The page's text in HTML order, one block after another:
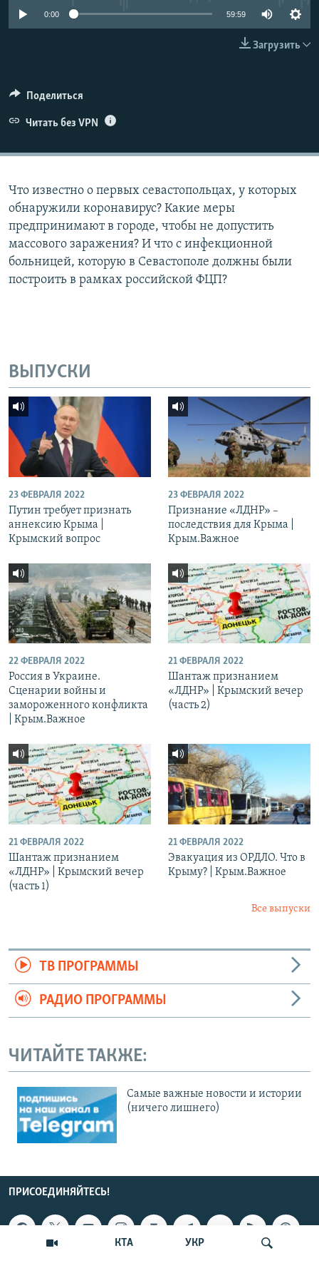
ПОБЕДИТЕЛЕЙ НЕ СУДЯТ?
УКРАИНСКАЯ ПРОБЛЕМА КРЫМА
ПРИСОЕДИНЯЙТЕСЬ!
КТА УКР
0:00 59:59
Загрузить
Поделиться
Читать без VPN
Что известно о первых севастопольцах, у которых
обнаружили коронавирус? Какие меры
предпринимают в городе, чтобы не допустить
массового заражения? И что с инфекционной
больницей, которую в Севастополе должны были
построить в рамках российской ФЦП?
ВЫПУСКИ
23 ФЕВРАЛЯ 2022
Путин требует признать
аннексию Крыма |
Крымский вопрос
23 ФЕВРАЛЯ 2022
Признание «ЛДНР» –
последствия для Крыма |
Крым.Важное
22 ФЕВРАЛЯ 2022
Россия в Украине.
Сценарии войны и
замороженного конфликта
| Крым.Важное
21 ФЕВРАЛЯ 2022
Шантаж признанием
«ЛДНР» | Крымский вечер
(часть 2)
21 ФЕВРАЛЯ 2022
Шантаж признанием
«ЛДНР» | Крымский вечер
(часть 1)
21 ФЕВРАЛЯ 2022
Эвакуация из ОРДЛО. Что в
Крыму? | Крым.Важное
Все выпуски
ТВ ПРОГРАММЫ
РАДИО ПРОГРАММЫ
ЧИТАЙТЕ ТАКЖЕ:
Cамые важные новости и истории
(ничего лишнего)
ПРИСОЕДИНЯЙТЕСЬ!